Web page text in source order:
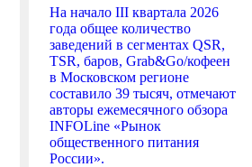
На начало III квартала 2026
года общее количество
заведений в сегментах QSR,
TSR, баров, Grab&Go/кофеен
в Московском регионе
составило 39 тысяч, отмечают
авторы ежемесячного обзора
INFOLine «Рынок
общественного питания
России».